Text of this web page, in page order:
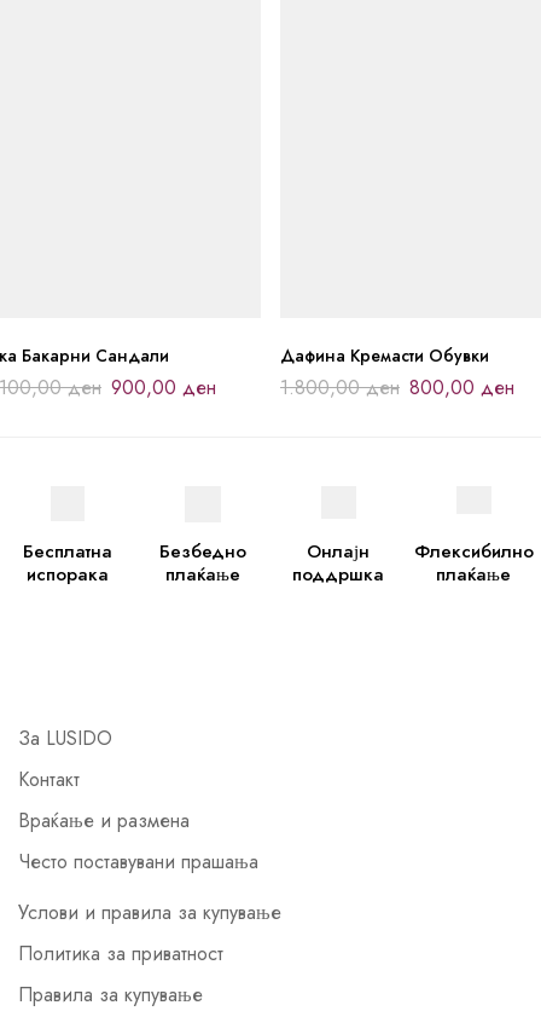
Бакарни Сандали
ден 900,00 ден
Дафина Кремасти Обувки
1.800,00ден 800,00 ден
Бесплатна
испорака
Безбедно
плаќање
Онлајн
поддршка
Флексибилно
плаќање
За LUSIDO
Контакт
Враќање и размена
Често поставувани прашања
Услови и правила за купување
Политика за приватност
Правила за купување